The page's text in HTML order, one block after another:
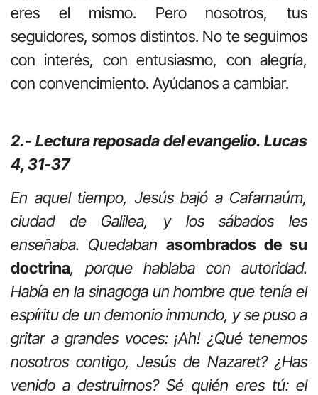
eres el mismo. Pero nosotros, tus
seguidores, somos distintos. No te seguimos
con interés, con entusiasmo, con alegría,
con convencimiento. Ayúdanos a cambiar.
2.- Lectura reposada del evangelio. Lucas
4, 31-37
En aquel tiempo, Jesús bajó a Cafarnaúm,
ciudad de Galilea, y los sábados les
enseñaba. Quedaban asombrados de su
doctrina, porque hablaba con autoridad.
Había en la sinagoga un hombre que tenía el
espíritu de un demonio inmundo, y se puso a
gritar a grandes voces: ¡Ah! ¿Qué tenemos
nosotros contigo, Jesús de Nazaret? ¿Has
venido a destruirnos? Sé quién eres tú: el